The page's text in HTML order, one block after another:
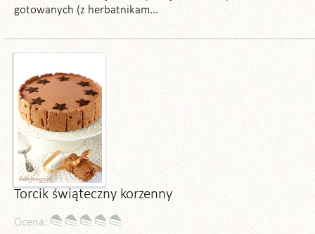
gotowanych (z herbatnikam...
Torcik świąteczny korzenny
Ocena: